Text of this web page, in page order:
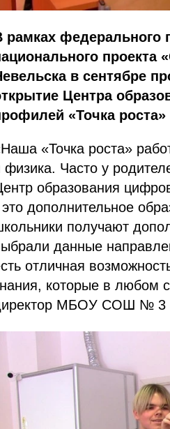
рамках федерального
в сентябре
Центра
«Точка роста»
«Точка роста»
физика. Часто у
образования
дополнительное
получают
данные
отличная
которые в любом
МБОУ СОШ № 3